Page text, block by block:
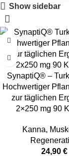
Show sidebar
SynaptiQ® –
Hochwertiger
zur täglichen
2×250 mg 90
Kanna,
24,90 €